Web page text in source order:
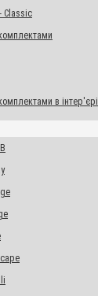
Classic
в інтер'єрі